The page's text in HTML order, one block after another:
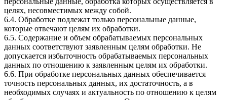
целях, несовместимых между собой.
6.4. Обработке подлежат только персональные данные,
которые отвечают целям их обработки.
6.5. Содержание и объем обрабатываемых персональных
данных соответствуют заявленным целям обработки. Не
допускается избыточность обрабатываемых персональных
данных по отношению к заявленным целям их обработки.
6.6. При обработке персональных данных обеспечивается
точность персональных данных, их достаточность, а в
необходимых случаях и актуальность по отношению к целям